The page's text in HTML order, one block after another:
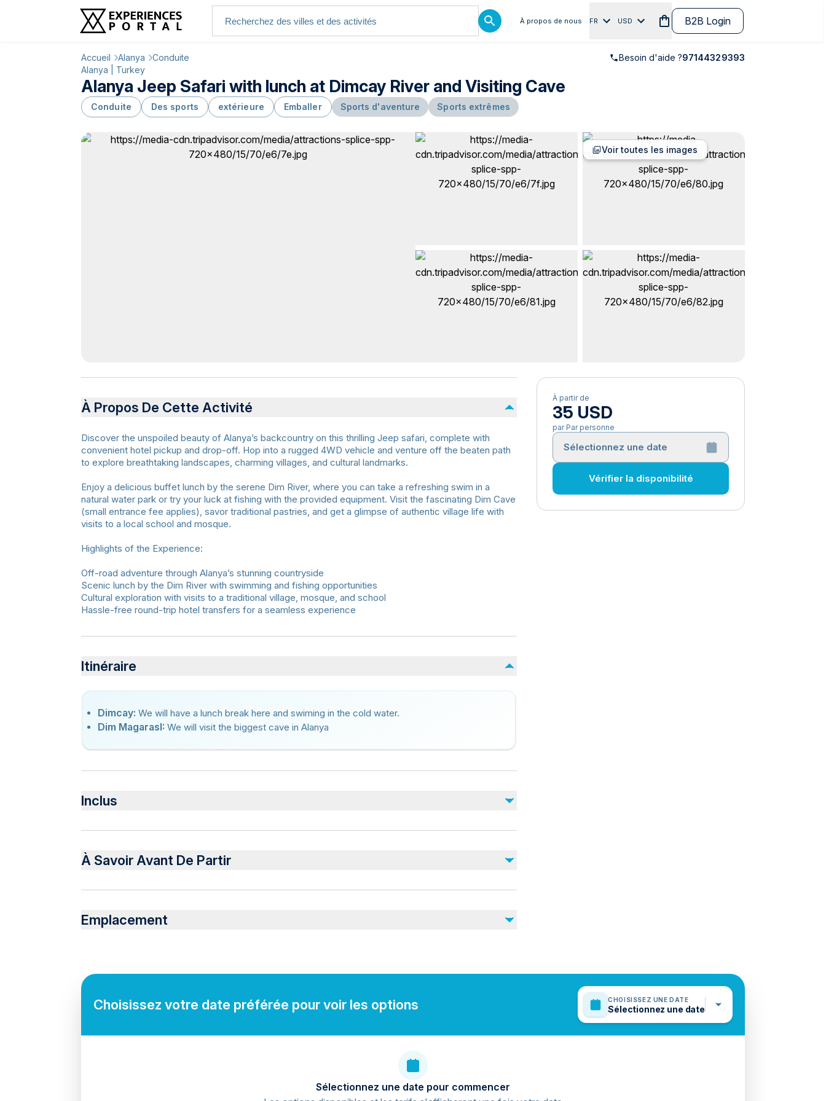
À propos de nous FR USD B2B Login
Accueil Alanya Conduite Besoin d'aide ?97144329393
Alanya | Turkey
Alanya Jeep Safari with lunch at Dimcay River and Visiting Cave
Conduite Des sports extérieure Emballer Sports d'aventure Sports extrêmes
Voir toutes les images
À partir de
35 USD
par Par personne
Sélectionnez une date
Vérifier la disponibilité
À Propos De Cette Activité
Discover the unspoiled beauty of Alanya’s backcountry on this thrilling Jeep safari, complete with
convenient hotel pickup and drop-off. Hop into a rugged 4WD vehicle and venture off the beaten path
to explore breathtaking landscapes, charming villages, and cultural landmarks.
Enjoy a delicious buffet lunch by the serene Dim River, where you can take a refreshing swim in a
natural water park or try your luck at fishing with the provided equipment. Visit the fascinating Dim Cave
(small entrance fee applies), savor traditional pastries, and get a glimpse of authentic village life with
visits to a local school and mosque.
Highlights of the Experience:
Off-road adventure through Alanya’s stunning countryside
Scenic lunch by the Dim River with swimming and fishing opportunities
Cultural exploration with visits to a traditional village, mosque, and school
Hassle-free round-trip hotel transfers for a seamless experience
Itinéraire
Dimcay: We will have a lunch break here and swiming in the cold water.
Dim MagarasI: We will visit the biggest cave in Alanya
Inclus
Inclus
Lunch
Non inclus
À Savoir Avant De Partir
Suitable for all physical fitness levels
Emplacement
Choisissez votre date préférée pour voir les options CHOISISSEZ UNE DATE
Sélectionnez une date
Sélectionnez une date pour commencer